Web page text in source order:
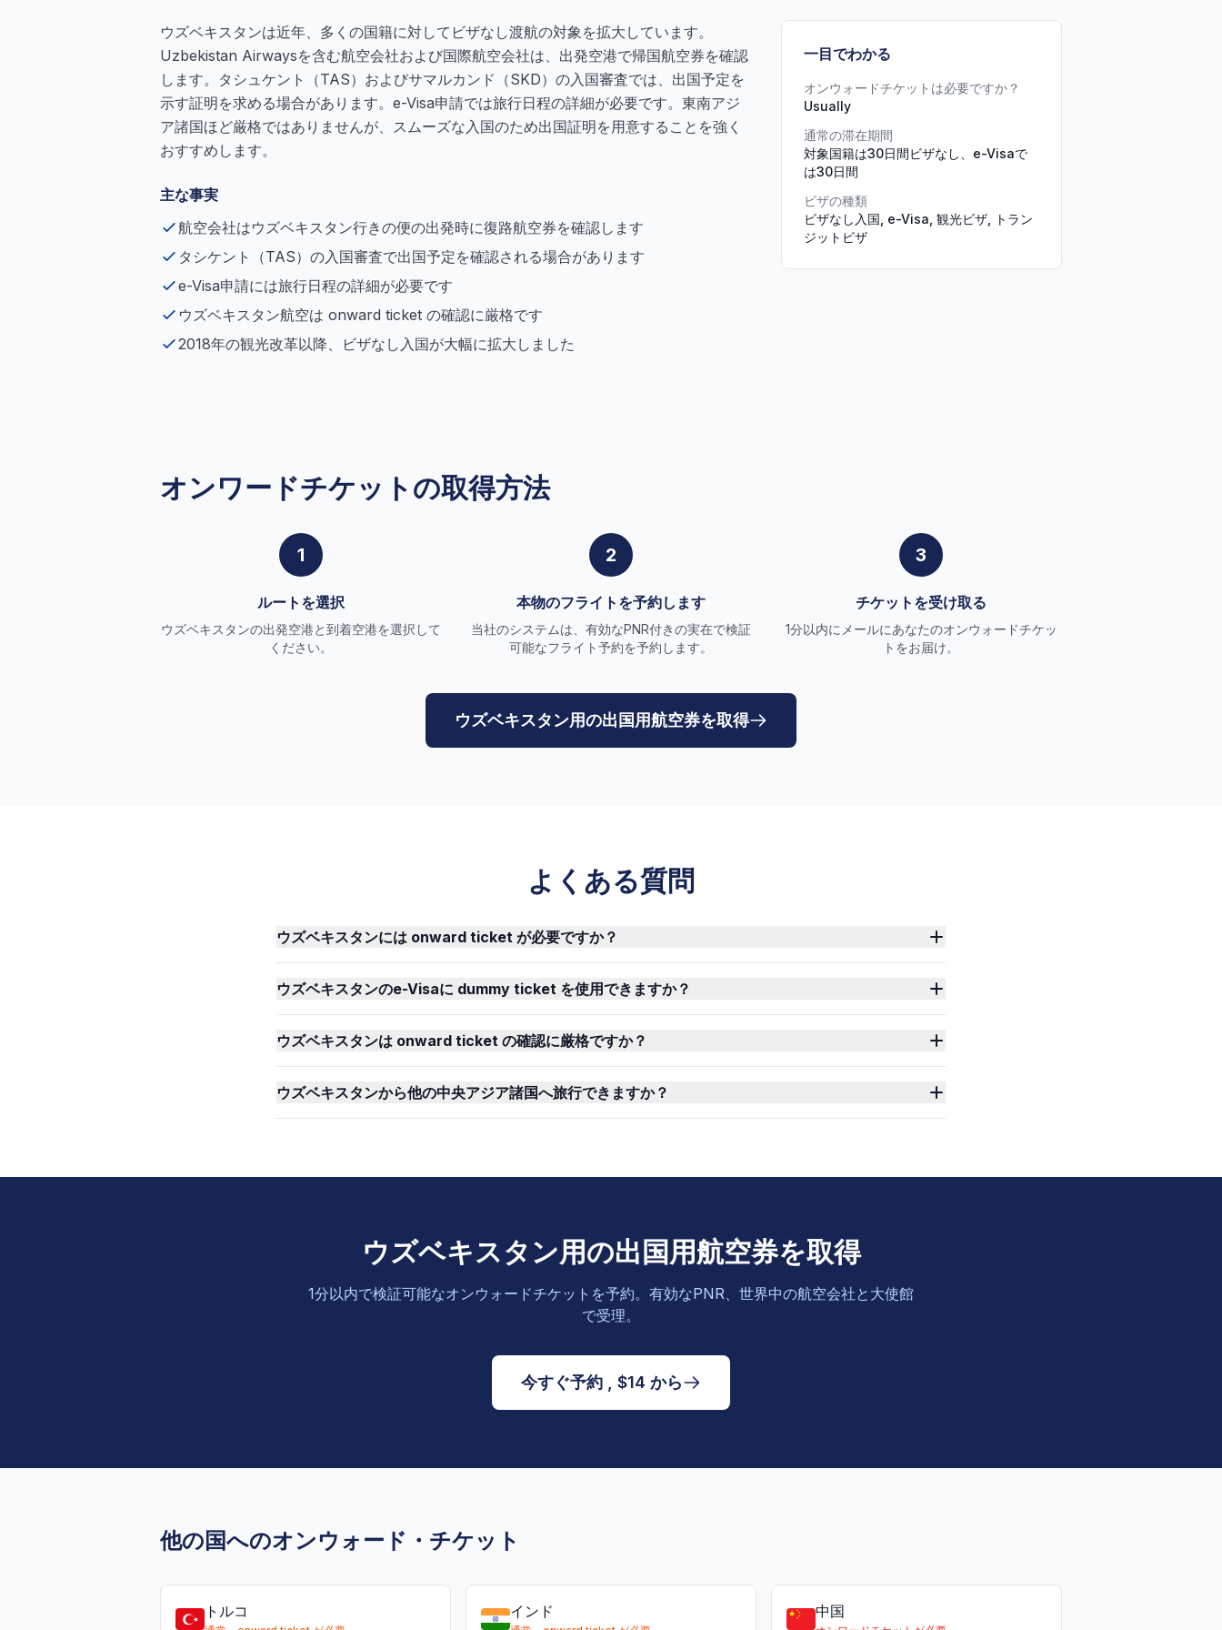
ウズベキスタンは近年、多くの国籍に対してビザなし渡航の対象を拡大しています。
Uzbekistan Airwaysを含む航空会社および国際航空会社は、出発空港で帰国航空券を確認
します。タシュケント（TAS）およびサマルカンド（SKD）の入国審査では、出国予定を
示す証明を求める場合があります。e-Visa申請では旅行日程の詳細が必要です。東南アジ
ア諸国ほど厳格ではありませんが、スムーズな入国のため出国証明を用意することを強く
おすすめします。
主な事実
航空会社はウズベキスタン行きの便の出発時に復路航空券を確認します
タシケント（TAS）の入国審査で出国予定を確認される場合があります
e-Visa申請には旅行日程の詳細が必要です
ウズベキスタン航空は onward ticket の確認に厳格です
2018年の観光改革以降、ビザなし入国が大幅に拡大しました
一目でわかる
オンウォードチケットは必要ですか？
Usually
通常の滞在期間
対象国籍は30日間ビザなし、e-Visaで
は30日間
ビザの種類
ビザなし入国, e-Visa, 観光ビザ, トラン
ジットビザ
オンワードチケットの取得方法
1
ルートを選択
ウズベキスタンの出発空港と到着空港を選択して
ください。
2
本物のフライトを予約します
当社のシステムは、有効なPNR付きの実在で検証
可能なフライト予約を予約します。
3
チケットを受け取る
1分以内にメールにあなたのオンウォードチケッ
トをお届け。
ウズベキスタン用の出国用航空券を取得
よくある質問
ウズベキスタンには onward ticket が必要ですか？
ウズベキスタンのe-Visaに dummy ticket を使用できますか？
ウズベキスタンは onward ticket の確認に厳格ですか？
ウズベキスタンから他の中央アジア諸国へ旅行できますか？
ウズベキスタン用の出国用航空券を取得
1分以内で検証可能なオンウォードチケットを予約。有効なPNR、世界中の航空会社と大使館
で受理。
今すぐ予約 , $14 から
他の国へのオンウォード・チケット
トルコ インド 中国